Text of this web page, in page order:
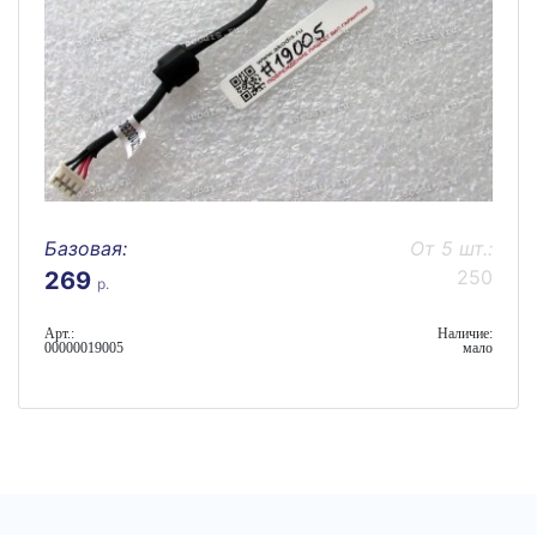
Базовая:
269 р.
От 5 шт.:
250
Арт.:
00000019005
Наличие:
мало